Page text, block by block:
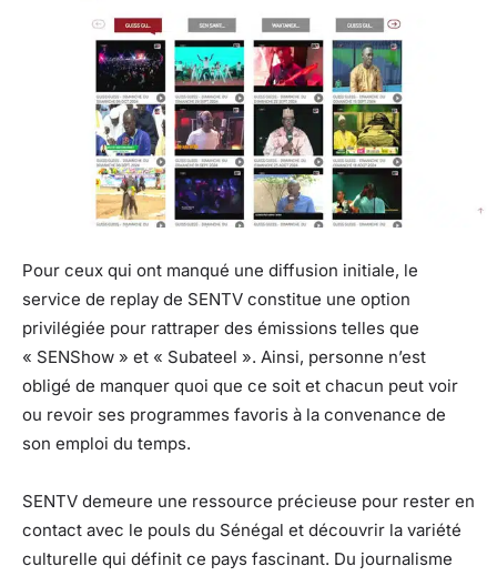
Pour ceux qui ont manqué une diffusion initiale, le
service de replay de SENTV constitue une option
privilégiée pour rattraper des émissions telles que
« SENShow » et « Subateel ». Ainsi, personne n’est
obligé de manquer quoi que ce soit et chacun peut voir
ou revoir ses programmes favoris à la convenance de
son emploi du temps.
SENTV demeure une ressource précieuse pour rester en
contact avec le pouls du Sénégal et découvrir la variété
culturelle qui définit ce pays fascinant. Du journalisme